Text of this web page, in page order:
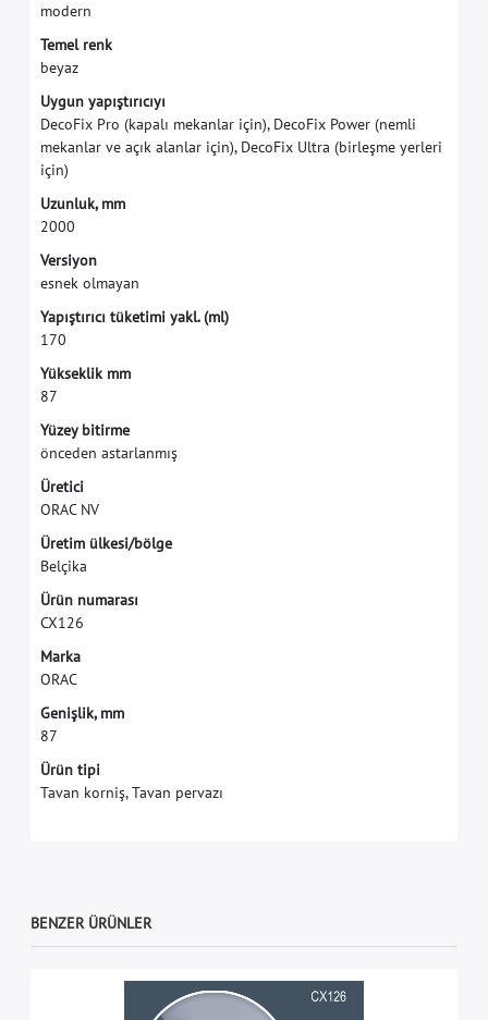
modern
Temel renk
beyaz
Uygun yapıştırıcıyı
DecoFix Pro (kapalı mekanlar için), DecoFix Power (nemli
mekanlar ve açık alanlar için), DecoFix Ultra (birleşme yerleri
için)
Uzunluk, mm
2000
Versiyon
esnek olmayan
Yapıştırıcı tüketimi yakl. (ml)
170
Yükseklik mm
87
Yüzey bitirme
önceden astarlanmış
Üretici
ORAC NV
Üretim ülkesi/bölge
Belçika
Ürün numarası
CX126
Marka
ORAC
Genişlik, mm
87
Ürün tipi
Tavan korniş, Tavan pervazı
BENZER ÜRÜNLER